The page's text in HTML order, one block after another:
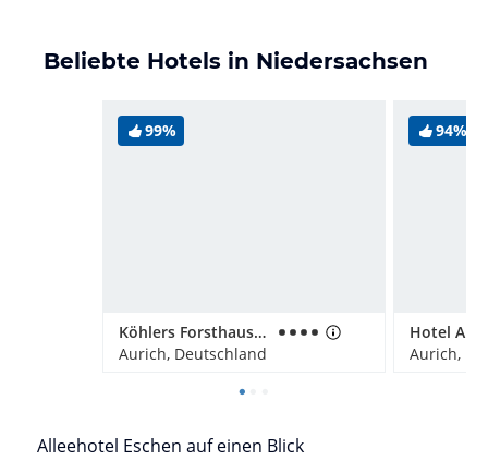
Beliebte Hotels in Niedersachsen
99%
Köhlers Forsthaus Wellness & Genuss Hotel
Aurich, Deutschland
94%
Aurich,
Alleehotel Eschen auf einen Blick